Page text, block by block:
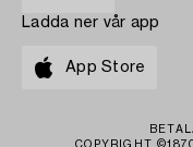
Ladda ner vår app
App Store
COPYRIGHT